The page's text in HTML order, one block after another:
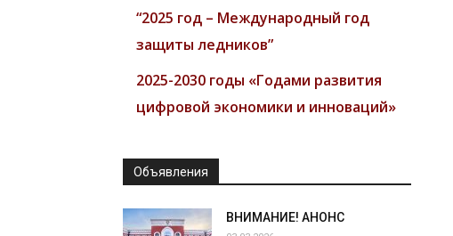
“2025 год – Международный год
защиты ледников”
2025-2030 годы «Годами развития
цифровой экономики и инноваций»
Объявления
ВНИМАНИЕ! АНОНС